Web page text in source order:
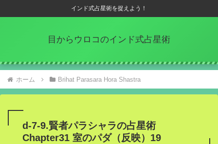
インド式占星術を捉えよう！
目からウロコのインド式占星術
ホーム Brihat Parasara Hora Shastra
d-7-9.賢者パラシャラの占星術
Chapter31 室のパダ（反映）19